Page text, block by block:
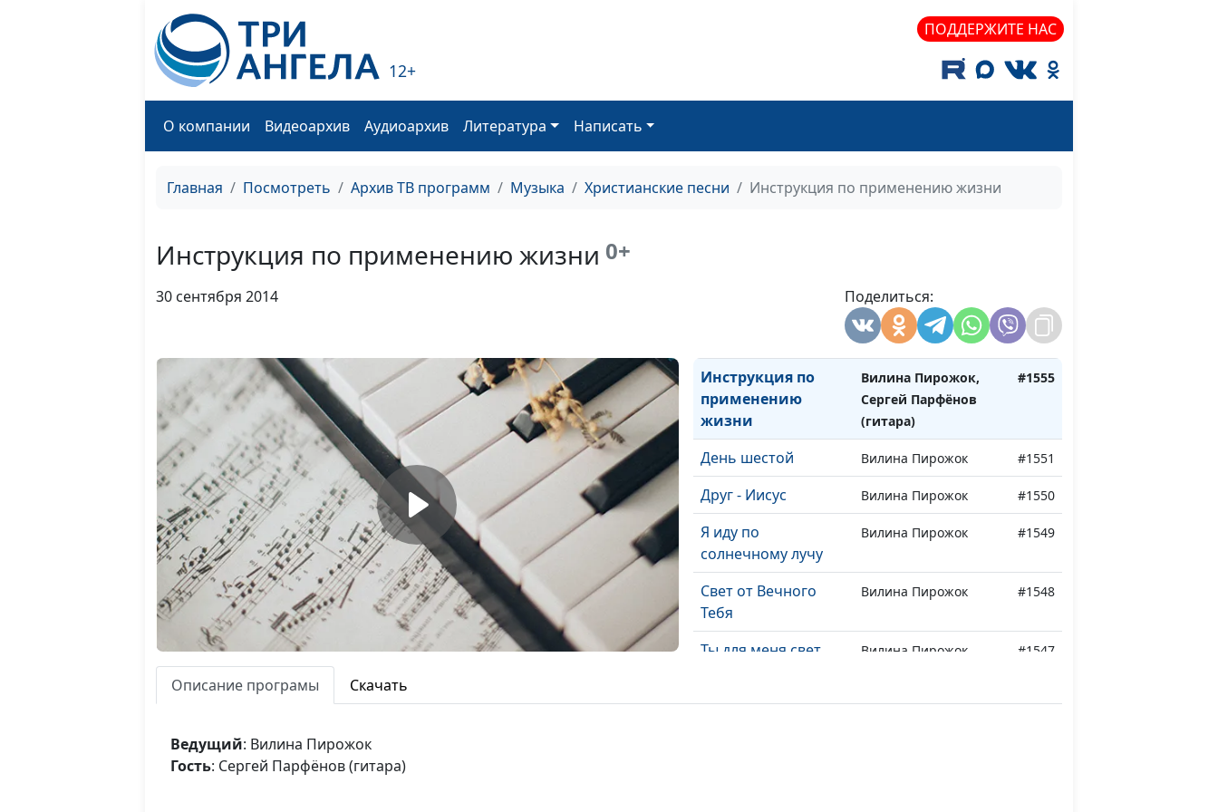
12+
ПОДДЕРЖИТЕ НАС
О компании Видеоархив Аудиоархив Литература Написать
Главная Посмотреть Архив ТВ программ Музыка Христианские песни Инструкция по применению жизни
Инструкция по применению жизни 0+
30 сентября 2014 Поделиться:
Елена Сало, солистка
Национального
Академического
Лиза Василькова,
#1557
оперы и балета РБ,
Лиза Василькова,
аккомпанемент
Инструкция по
применению
жизни
Вилина Пирожок,
Сергей Парфёнов
(гитара)
#1555
День шестой Вилина Пирожок #1551
Друг - Иисус Вилина Пирожок #1550
Я иду по
солнечному лучу
Вилина Пирожок #1549
Свет от Вечного
Тебя
Вилина Пирожок #1548
Ты для меня свет Вилина Пирожок #1547
Описание програмы Скачать
Ведущий: Вилина Пирожок
Гость: Сергей Парфёнов (гитара)